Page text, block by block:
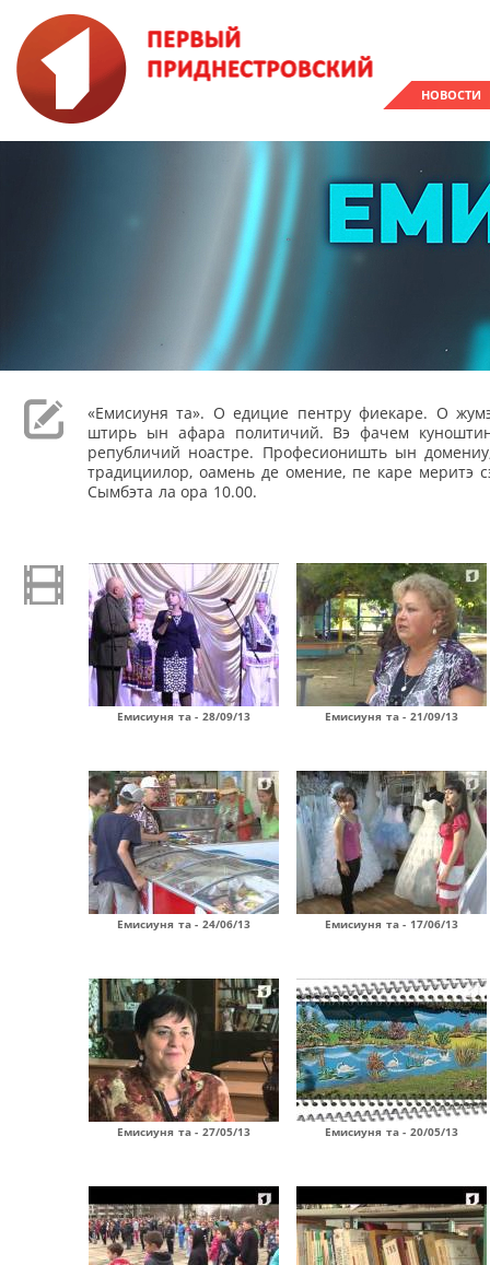
НОВОСТИ
«Емисиуня та». О едицие пентру фиекаре. О
штирь ын афара политичий. Вэ фачем
републичий ноастре. Професионишть ын
традициилор, оамень де омение, пе каре меритэ
Сымбэта ла ора 10.00.
Емисиуня та - 28/09/13 Емисиуня та - 21/09/13
Емисиуня та - 24/06/13 Емисиуня та - 17/06/13
Емисиуня та - 27/05/13 Емисиуня та - 20/05/13